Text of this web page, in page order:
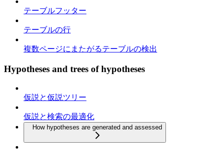
テーブルフッター
テーブルの行
複数ページにまたがるテーブルの検出
Hypotheses and trees of hypotheses
仮説と仮説ツリー
仮説と検索の最適化
How hypotheses are generated and assessed